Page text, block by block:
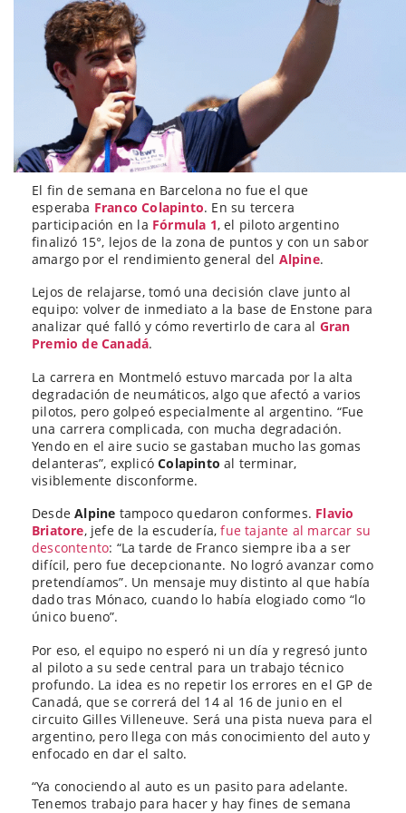
El fin de semana en Barcelona no fue el que
esperaba Franco Colapinto. En su tercera
participación en la Fórmula 1, el piloto argentino
finalizó 15°, lejos de la zona de puntos y con un sabor
amargo por el rendimiento general del Alpine.
Lejos de relajarse, tomó una decisión clave junto al
equipo: volver de inmediato a la base de Enstone para
analizar qué falló y cómo revertirlo de cara al Gran
Premio de Canadá.
La carrera en Montmeló estuvo marcada por la alta
degradación de neumáticos, algo que afectó a varios
pilotos, pero golpeó especialmente al argentino. “Fue
una carrera complicada, con mucha degradación.
Yendo en el aire sucio se gastaban mucho las gomas
delanteras”, explicóColapintoal terminar,
visiblemente disconforme.
DesdeAlpine tampoco quedaron conformes. Flavio
Briatore, jefe de la escudería,fue tajante al marcar su
descontento: “La tarde de Franco siempre iba a ser
difícil, pero fue decepcionante. No logró avanzar como
pretendíamos”. Un mensaje muy distinto al que había
dado tras Mónaco, cuando lo había elogiado como “lo
único bueno”.
Por eso, el equipo no esperó ni un día y regresó junto
al piloto a su sede central para un trabajo técnico
profundo. La idea es no repetir los errores en el GP de
Canadá, que se correrá del 14 al 16 de junio en el
circuito Gilles Villeneuve. Será una pista nueva para el
argentino, pero llega con más conocimiento del auto y
enfocado en dar el salto.
“Ya conociendo al auto es un pasito para adelante.
Tenemos trabajo para hacer y hay fines de semana